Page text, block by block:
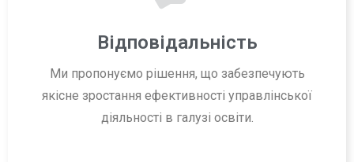
Відповідальність
Ми пропонуємо рішення, що забезпечують
якісне зростання ефективності управлінської
діяльності в галузі освіти.